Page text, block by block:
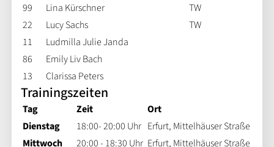
99
Lina Kürschner
TW
22
Lucy Sachs
TW
11
Ludmilla Julie Janda
86
Emily Liv Bach
13
Clarissa Peters
Trainingszeiten
Tag Zeit
Ort
Dienstag
18:00- 20:00 Uhr Erfurt, Mittelhäuser Straße
Mittwoch
20:00 - 18:30 Uhr Erfurt, Mittelhäuser Straße